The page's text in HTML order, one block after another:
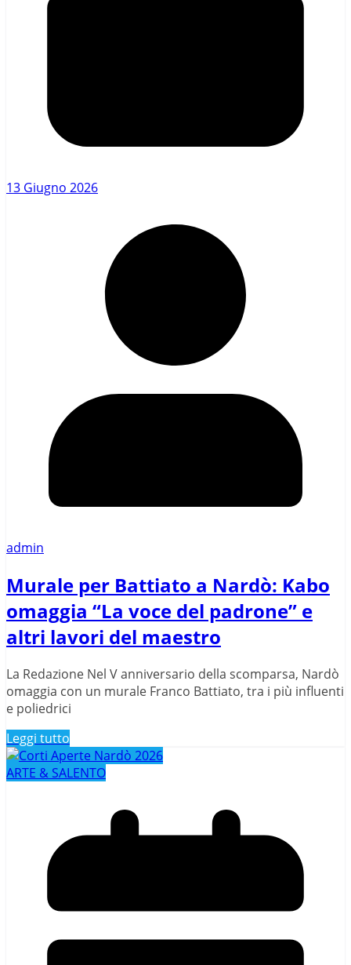
13 Giugno 2026
admin
Murale per Battiato a Nardò: Kabo
omaggia “La voce del padrone” e
altri lavori del maestro
La Redazione Nel V anniversario della scomparsa, Nardò
omaggia con un murale Franco Battiato, tra i più influenti
e poliedrici
Leggi tutto
ARTE & SALENTO